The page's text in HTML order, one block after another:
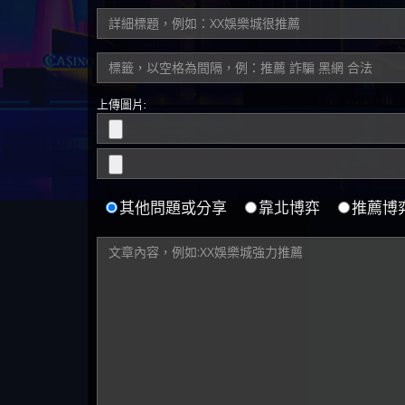
上傳圖片:
其他問題或分享 靠北博弈 推薦博